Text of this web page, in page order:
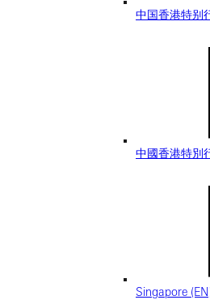
中国香港特别
中國香港特別
Singapore